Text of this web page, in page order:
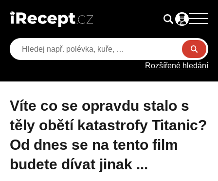
Rozšířené hledání
Víte co se opravdu stalo s
těly obětí katastrofy Titanic?
Od dnes se na tento film
budete dívat jinak ...